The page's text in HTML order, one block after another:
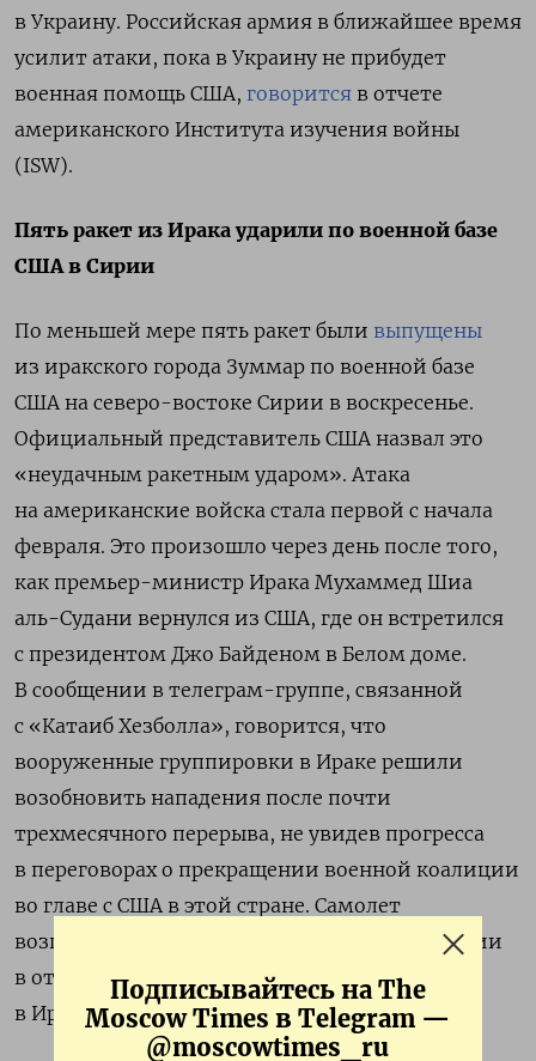
Подписывайтесь на The
Moscow Times в Telegram —
@moscowtimes_ru
в Украину. Российская армия в ближайшее время
усилит атаки, пока в Украину не прибудет
военная помощь США, говорится в отчете
американского Института изучения войны
(ISW).
Пять ракет из Ирака ударили по военной базе
США в Сирии
По меньшей мере пять ракет были выпущены
из иракского города Зуммар по военной базе
США на северо-востоке Сирии в воскресенье.
Официальный представитель США назвал это
«неудачным ракетным ударом». Атака
на американские войска стала первой с начала
февраля. Это произошло через день после того,
как премьер-министр Ирака Мухаммед Шиа
аль-Судани вернулся из США, где он встретился
с президентом Джо Байденом в Белом доме.
В сообщении в телеграм-группе, связанной
с «Катаиб Хезболла», говорится, что
вооруженные группировки в Ираке решили
возобновить нападения после почти
трехмесячного перерыва, не увидев прогресса
в переговорах о прекращении военной коалиции
во главе с США в этой стране. Самолет
возглавляемой США коалиции в Ираке и Сирии
в ответ нанес удар по пусковой установке
в Ираке и уничтожил ее.